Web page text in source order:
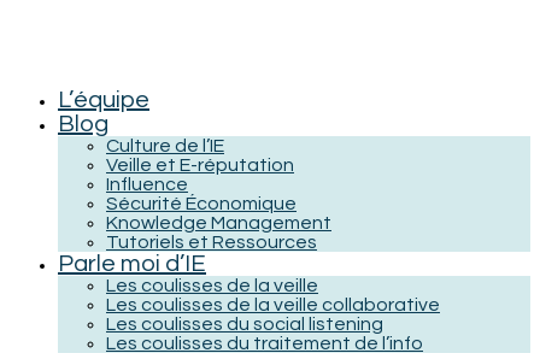
L’équipe
Blog
Culture de l’IE
Veille et E-réputation
Influence
Sécurité Économique
Knowledge Management
Tutoriels et Ressources
Parle moi d’IE
Les coulisses de la veille
Les coulisses de la veille collaborative
Les coulisses du social listening
Les coulisses du traitement de l’info